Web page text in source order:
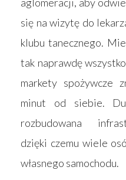
się na wizytę do
klubu tanecznego.
tak naprawdę
markety spożywcze
minut od siebie.
rozbudowana
dzięki czemu wiele
własnego samochodu.